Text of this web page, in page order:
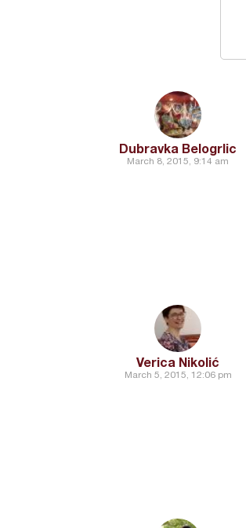
Dubravka Belogrlic
March 8, 2015, 9:14 am
Verica Nikolić
March 5, 2015, 12:06 pm